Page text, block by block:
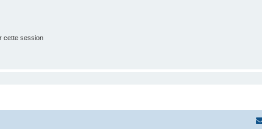
cette session